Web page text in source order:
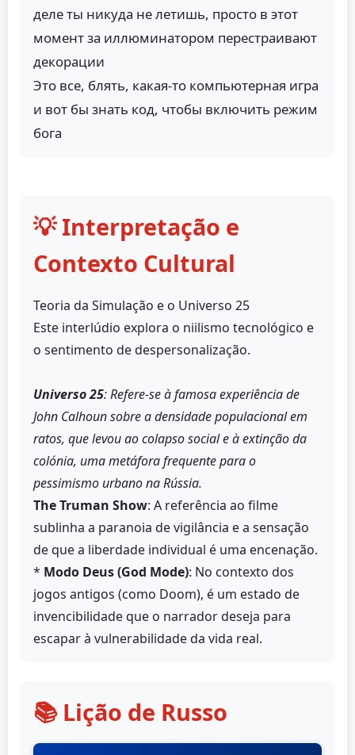
деле ты никуда не летишь, просто в этот
момент за иллюминатором перестраивают
декорации
Это все, блять, какая-то компьютерная игра
и вот бы знать код, чтобы включить режим
бога
💡 Interpretação e
Contexto Cultural
Teoria da Simulação e o Universo 25
Este interlúdio explora o niilismo tecnológico e
o sentimento de despersonalização.
Universo 25: Refere-se à famosa experiência de
John Calhoun sobre a densidade populacional em
ratos, que levou ao colapso social e à extinção da
colónia, uma metáfora frequente para o
pessimismo urbano na Rússia.
The Truman Show: A referência ao filme
sublinha a paranoia de vigilância e a sensação
de que a liberdade individual é uma encenação.
* Modo Deus (God Mode): No contexto dos
jogos antigos (como Doom), é um estado de
invencibilidade que o narrador deseja para
escapar à vulnerabilidade da vida real.
📚 Lição de Russo